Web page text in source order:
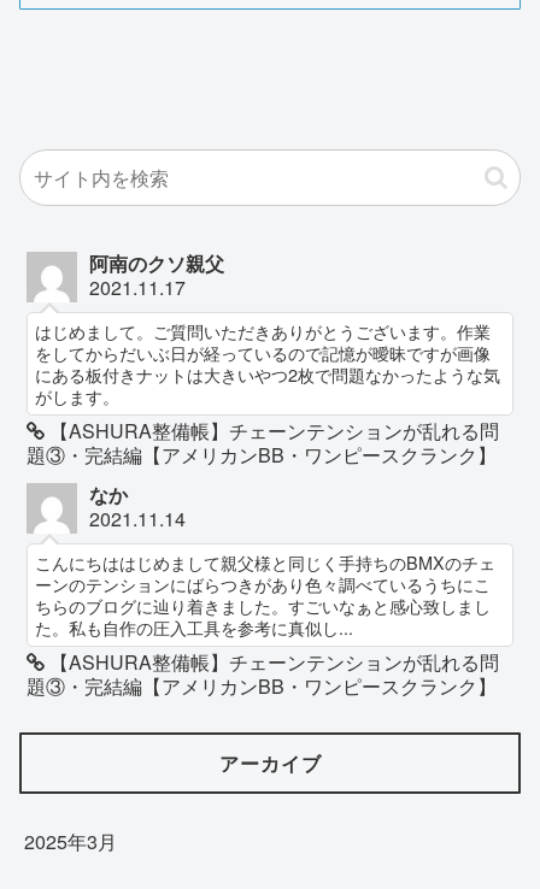
阿南のクソ親父
2021.11.17
はじめまして。ご質問いただきありがとうございます。作業
をしてからだいぶ日が経っているので記憶が曖昧ですが画像
にある板付きナットは大きいやつ2枚で問題なかったような気
がします。
【ASHURA整備帳】チェーンテンションが乱れる問
題③・完結編【アメリカンBB・ワンピースクランク】
なか
2021.11.14
こんにちははじめまして親父様と同じく手持ちのBMXのチェ
ーンのテンションにばらつきがあり色々調べているうちにこ
ちらのブログに辿り着きました。すごいなぁと感心致しまし
た。私も自作の圧入工具を参考に真似し...
【ASHURA整備帳】チェーンテンションが乱れる問
題③・完結編【アメリカンBB・ワンピースクランク】
アーカイブ
2025年3月